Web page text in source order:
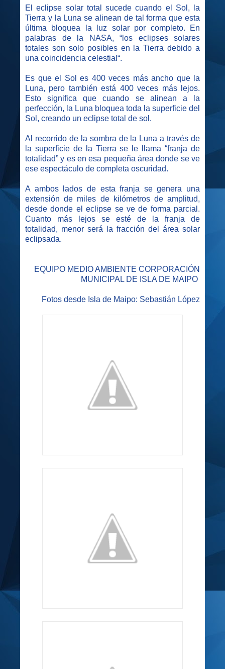
El eclipse solar total sucede cuando el Sol, la
Tierra y la Luna se alinean de tal forma que esta
última bloquea la luz solar por completo.
En
palabras de la NASA, “los eclipses solares
totales son solo posibles en la Tierra debido a
una coincidencia celestial“.
Es que el Sol es 400 veces más ancho que la
Luna, pero también está 400 veces más lejos.
Esto significa que cuando se alinean a la
perfección, la Luna bloquea toda la superficie del
Sol, creando un eclipse total de sol.
Al recorrido de la sombra de la Luna a través de
la superficie de la Tierra se le llama “franja de
totalidad” y es en esa pequeña área donde se ve
ese espectáculo de completa oscuridad.
A ambos lados de esta franja se genera una
extensión de miles de kilómetros de amplitud,
desde donde el eclipse se ve de forma parcial.
Cuanto más lejos se esté de la franja de
totalidad, menor será la fracción del área solar
eclipsada.
EQUIPO MEDIO AMBIENTE CORPORACIÓN
MUNICIPAL DE ISLA DE MAIPO
Fotos desde Isla de Maipo: Sebastián López